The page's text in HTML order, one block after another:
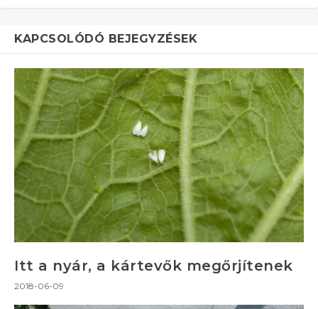
KAPCSOLÓDÓ BEJEGYZÉSEK
Itt a nyár, a kártevők megőrjítenek
2018-06-09